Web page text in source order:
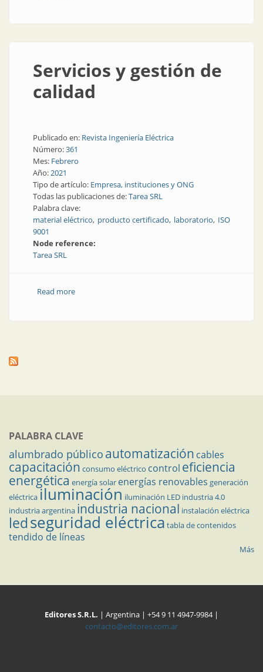
Servicios y gestión de
calidad
Publicado en: Revista Ingeniería Eléctrica
Número:361
Mes: Febrero
Año:2021
Tipo de artículo: Empresa, instituciones y ONG
Todas las publicaciones de:Tarea SRL
Palabra clave:
material eléctrico producto certificado laboratorio ISO
9001
Node reference:
Tarea SRL
Read moreabout Servicios y gestión de calidad
PALABRA CLAVE
alumbrado público automatización cables
capacitación consumo eléctrico control eficiencia
energética energía solar energías renovables generación
eléctricailuminación iluminación LED industria 4.0
industria argentina industria nacional instalación eléctrica
ledseguridad eléctrica tabla de contenidos
tendido de líneas
Más
Editores S.R.L. | Argentina | +54 9 11 4947-9984 |
contacto@editores.com.ar